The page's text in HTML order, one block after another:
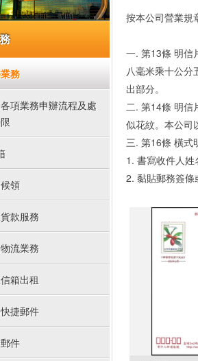
務
項業務申辦流程及處
領
款服務
流業務
箱出租
捷郵件
件
按本公司營業規
一. 第13條 明信
八毫米乘十公
出部分。
二. 第14條 明信
似花紋。本公司
三. 第16條 橫式
1. 書寫收件人姓
2. 黏貼郵務簽條